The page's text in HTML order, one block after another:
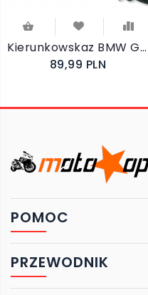
Kierunkowskaz BMW G650 X CHALLENGE 2007-
89,99 PLN
POMOC
PRZEWODNIK